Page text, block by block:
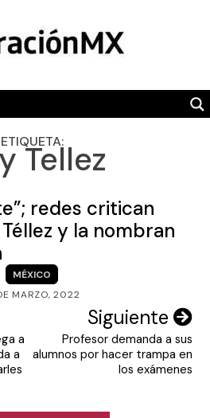
POLÍTICA
OPINIÓN
SECTION
ETIQUETA:
Tellez
redes critican
y la nombran
MÉXICO
MARZO, 2022
a
a
Siguiente
Profesor demanda a sus
alumnos por hacer trampa en
los exámenes